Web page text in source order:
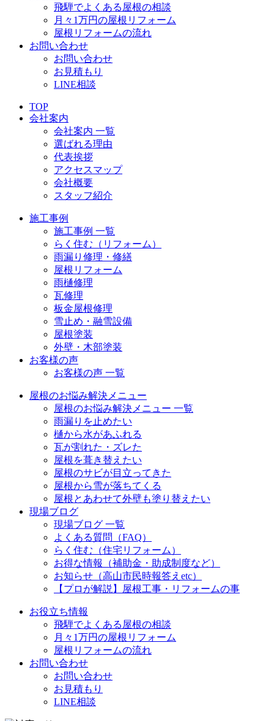
飛騨でよくある屋根の相談
月々1万円の屋根リフォーム
屋根リフォームの流れ
お問い合わせ
お問い合わせ
お見積もり
LINE相談
TOP
会社案内
会社案内 一覧
選ばれる理由
代表挨拶
アクセスマップ
会社概要
スタッフ紹介
施工事例
施工事例 一覧
らく住む（リフォーム）
雨漏り修理・修繕
屋根リフォーム
雨樋修理
瓦修理
板金屋根修理
雪止め・融雪設備
屋根塗装
外壁・木部塗装
お客様の声
お客様の声 一覧
屋根のお悩み解決メニュー
屋根のお悩み解決メニュー 一覧
雨漏りを止めたい
樋から水があふれる
瓦が割れた・ズレた
屋根を葺き替えたい
屋根のサビが目立ってきた
屋根から雪が落ちてくる
屋根とあわせて外壁も塗り替えたい
現場ブログ
現場ブログ 一覧
よくある質問（FAQ）
らく住む（住宅リフォーム）
お得な情報（補助金・助成制度など）
お知らせ（高山市民時報答えetc）
【プロが解説】屋根工事・リフォームの事
お役立ち情報
飛騨でよくある屋根の相談
月々1万円の屋根リフォーム
屋根リフォームの流れ
お問い合わせ
お問い合わせ
お見積もり
LINE相談